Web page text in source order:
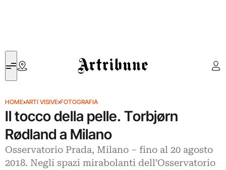
Artribune
HOME›ARTI VISIVE›FOTOGRAFIA
Il tocco della pelle. Torbjørn
Rødland a Milano
Osservatorio Prada, Milano ‒ fino al 20 agosto
2018. Negli spazi mirabolanti dell’Osservatorio